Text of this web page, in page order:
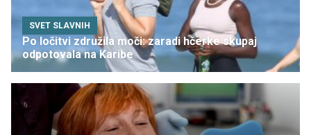
SVET SLAVNIH
Po ločitvi združila moči: zaradi hčerke skupaj
odpotovala na Karibe